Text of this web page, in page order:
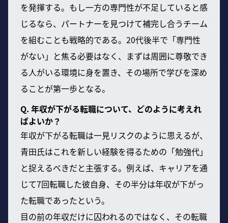
を発揮する。もし一方の専門性が不足していると感
じるなら、パートナーを見つけて補完し合うチーム
を組むことも戦略的である。20代後半で「専門性
がない」と焦る必要はなく、まずは周囲に尊敬でき
る人がいる環境に身を置き、その場所で学びを深め
ることが第一歩となる。
Q. 年収が下がる転職について、どのように考えれ
ばよいか？
年収が下がる転職は一見リスクのように思えるが、
青田氏はこれを新しい経験を得るための「勉強代」
と捉えるべきだと主張する。例えば、キャリアを通
じて7回転職した彼自身、その半分は年収が下がっ
た転職であったという。
目の前の年収だけに囚われるのではなく、その転職